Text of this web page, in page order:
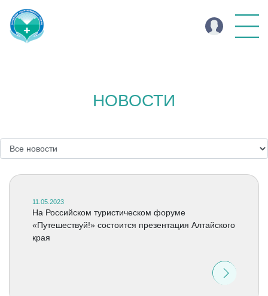
НОВОСТИ
11.05.2023
На Российском туристическом форуме
«Путешествуй!» состоится презентация Алтайского
края